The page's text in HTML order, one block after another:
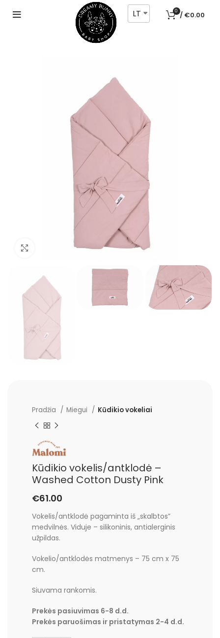
LT 0 / €0.00
Pradžia Miegui Kūdikio vokeliai
Kūdikio vokelis/antklodė –
Washed Cotton Dusty Pink
€61.00
Vokelis/antklodė pagaminta iš „skalbtos”
medvilnės. Viduje – silikoninis, antialerginis
užpildas.
Vokelio/antklodės matmenys – 75 cm x 75
cm.
Siuvama rankomis.
Prekės pasiuvimas 6-8 d.d.
Prekės paruošimas ir pristatymas 2-4 d.d.